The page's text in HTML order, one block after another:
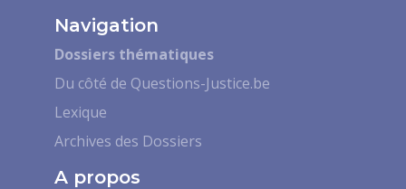
Navigation
Dossiers thématiques
Du côté de Questions-Justice.be
Lexique
Archives des Dossiers
A propos